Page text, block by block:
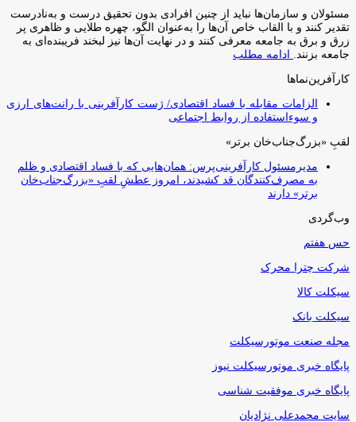
مسئولان و سازمان‌ها نباید از چنین افرادی بدون تحقیق درست و به‌نادرست
تقدیر کنند و با القاب خاص آ‌ن‌ها را به‌عنوان الگو، چهره طلایی و ظاهری پر
زرق و برق به جامعه معرفی کنند و در نهایت آن‌ها نیز لبخند فریبنده‌ای به
جامعه بزنند.
ادامه مطلب
کارآفرین‌نماها
الزامات مقابله با فساد اقتصادی/ ژست کارآفرینی با رانت‌های ارزی
و سوءاستفاده از روابط اجتماعی
لقبِ «بزرگ‌جناب‌خان برتر»
مدیرمسئول کارآفرینی‌پرس: همان‌هایی که با فساد اقتصادی و ظلم
به مصرف‌کنندگان قد کشیدند، امروز عطشِ لقبِ «بزرگ‌جناب‌خان
برتر» دارند
وب‌گردی
حس هفتم
شرکت چترا محرک
سیکلت کالا
سیکلت بانک
مجله صنعت موتورسیکلت
پایگاه خبری موتورسیکلت نیوز
پایگاه خبری موفقیت شناسی
سایت محمدعلی نژادیان